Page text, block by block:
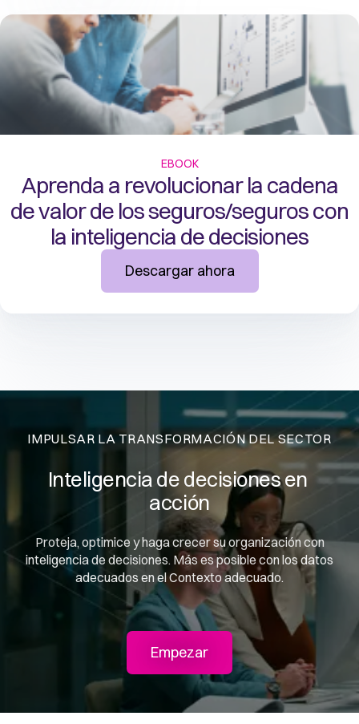
EBOOK
Aprenda a revolucionar la cadena
de valor de los seguros/seguros con
la inteligencia de decisiones
Descargar ahora
IMPULSAR LA TRANSFORMACIÓN DEL SECTOR
Inteligencia de decisiones en
acción
Proteja, optimice y haga crecer su organización con
inteligencia de decisiones. Más es posible con los datos
adecuados en el Contexto adecuado.
Empezar